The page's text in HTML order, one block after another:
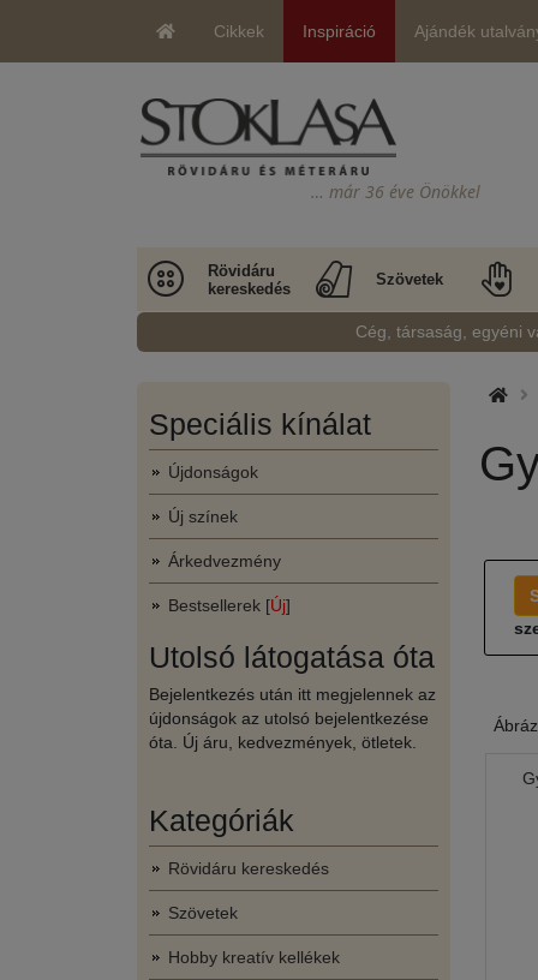
Cikkek Inspiráció Ajándék
… már 36 éve Önökkel
Rövidáru
kereskedés
Szövetek
Cég, társaság, egyéni
Speciális kínálat
Újdonságok
Új színek
Árkedvezmény
Bestsellerek [Új]
Utolsó látogatása óta
Bejelentkezés után itt megjelennek az
újdonságok az utolsó bejelentkezése
óta. Új áru, kedvezmények, ötletek.
Kategóriák
Rövidáru kereskedés
Szövetek
Hobby kreatív kellékek